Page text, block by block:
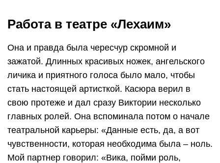
Работа в театре «Лехаим»
Она и правда была чересчур скромной и
зажатой. Длинных красивых ножек, ангельского
личика и приятного голоса было мало, чтобы
стать настоящей артисткой. Касюра верил в
свою протеже и дал сразу Виктории несколько
главных ролей. Она вспоминала потом о начале
театральной карьеры: «Данные есть, да, а вот
чувственности, которая необходима была – ноль.
Мой партнер говорил: «Вика, пойми роль,